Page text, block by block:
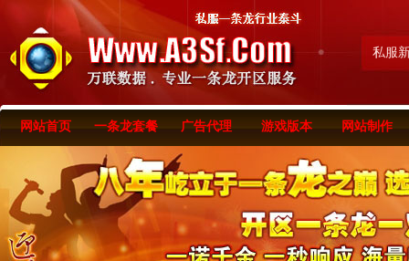
私服
网站首页 一条龙套餐 广告代理 游戏版本 网站制作